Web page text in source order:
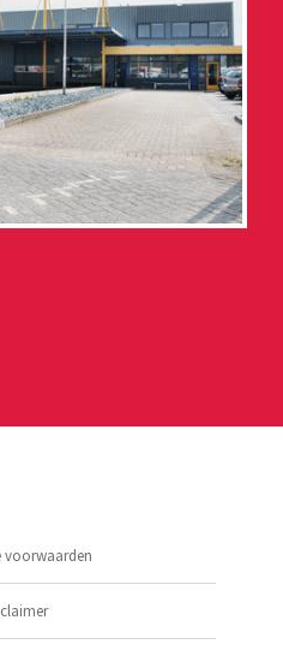
voorwaarden